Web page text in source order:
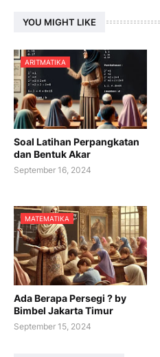
YOU MIGHT LIKE
ARITMATIKA
Soal Latihan Perpangkatan
dan Bentuk Akar
September 16, 2024
MATEMATIKA
Ada Berapa Persegi ? by
Bimbel Jakarta Timur
September 15, 2024